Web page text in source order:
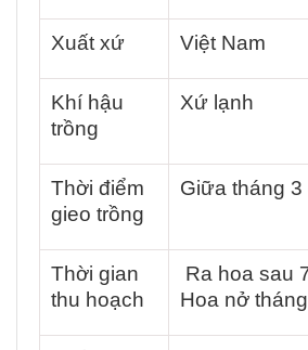
Xuất xứ Việt Nam
Khí hậu
trồng
Xứ lạnh
Thời điểm
gieo trồng
Giữa tháng
Thời gian
thu hoạch
Ra hoa sau
Hoa nở